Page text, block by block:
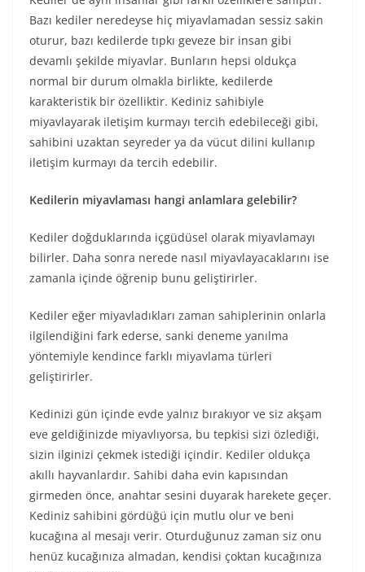
Bazı kediler neredeyse hiç miyavlamadan sessiz sakin
oturur, bazı kedilerde tıpkı geveze bir insan gibi
devamlı şekilde miyavlar. Bunların hepsi oldukça
normal bir durum olmakla birlikte, kedilerde
karakteristik bir özelliktir. Kediniz sahibiyle
miyavlayarak iletişim kurmayı tercih edebileceği gibi,
sahibini uzaktan seyreder ya da vücut dilini kullanıp
iletişim kurmayı da tercih edebilir.
Kedilerin miyavlaması hangi anlamlara gelebilir?
Kediler doğduklarında içgüdüsel olarak miyavlamayı
bilirler. Daha sonra nerede nasıl miyavlayacaklarını ise
zamanla içinde öğrenip bunu geliştirirler.
Kediler eğer miyavladıkları zaman sahiplerinin onlarla
ilgilendiğini fark ederse, sanki deneme yanılma
yöntemiyle kendince farklı miyavlama türleri
geliştirirler.
Kedinizi gün içinde evde yalnız bırakıyor ve siz akşam
eve geldiğinizde miyavlıyorsa, bu tepkisi sizi özlediği,
sizin ilginizi çekmek istediği içindir. Kediler oldukça
akıllı hayvanlardır. Sahibi daha evin kapısından
girmeden önce, anahtar sesini duyarak harekete geçer.
Kediniz sahibini gördüğü için mutlu olur ve beni
kucağına al mesajı verir. Oturduğunuz zaman siz onu
henüz kucağınıza almadan, kendisi çoktan kucağınıza